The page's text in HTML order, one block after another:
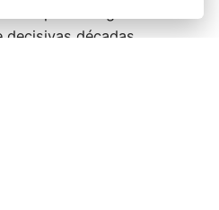
superar os grandes
decisivas décadas.